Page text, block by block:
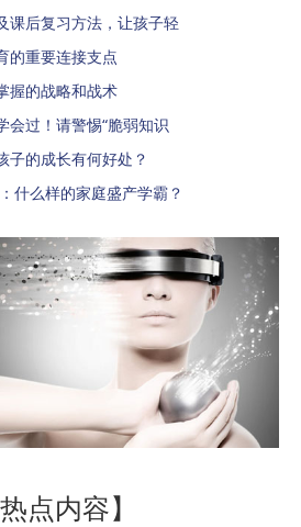
课后复习方法，让孩子轻
的重要连接支点
握的战略和战术
会过！请警惕“脆弱知识
子的成长有何好处？
什么样的家庭盛产学霸？
热点内容】